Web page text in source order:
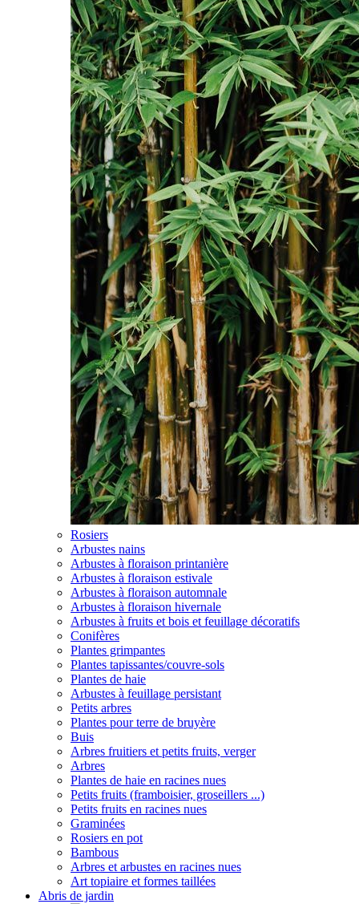
Rosiers
Arbustes nains
Arbustes à floraison printanière
Arbustes à floraison estivale
Arbustes à floraison automnale
Arbustes à floraison hivernale
Arbustes à fruits et bois et feuillage décoratifs
Conifères
Plantes grimpantes
Plantes tapissantes/couvre-sols
Plantes de haie
Arbustes à feuillage persistant
Petits arbres
Plantes pour terre de bruyère
Buis
Arbres fruitiers et petits fruits, verger
Arbres
Plantes de haie en racines nues
Petits fruits (framboisier, groseillers ...)
Petits fruits en racines nues
Graminées
Rosiers en pot
Bambous
Arbres et arbustes en racines nues
Art topiaire et formes taillées
Abris de jardin